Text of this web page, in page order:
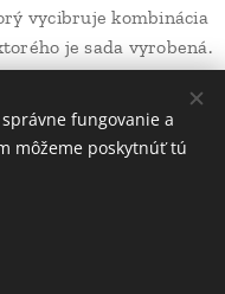
vycibruje kombinácia
je sada vyrobená.
fungovanie a
môžeme poskytnúť tú